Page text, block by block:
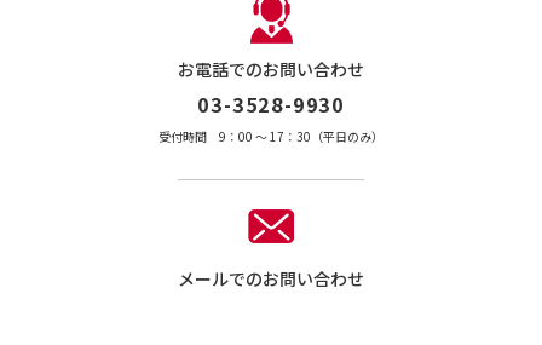
お電話でのお問い合わせ
03-3528-9930
受付時間 9：00 〜 17：30（平日のみ）
メールでのお問い合わせ